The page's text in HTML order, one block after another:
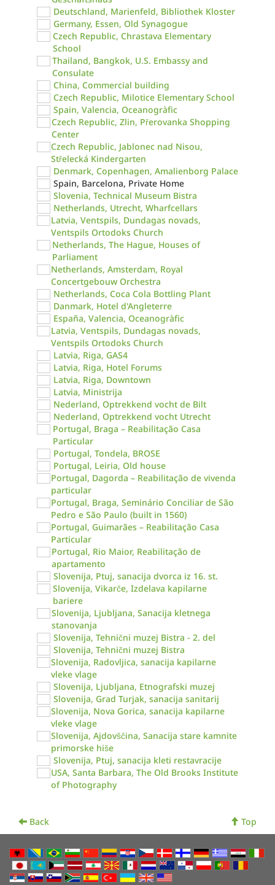
Deutschland, Marienfeld, Bibliothek Kloster
Germany, Essen, Old Synagogue
Czech Republic, Chrastava Elementary
School
Thailand, Bangkok, U.S. Embassy and
Consulate
China, Commercial building
Czech Republic, Milotice Elementary School
Spain, Valencia, Oceanogràfic
Czech Republic, Zlin, Přerovanka Shopping
Center
Czech Republic, Jablonec nad Nisou,
Střelecká Kindergarten
Denmark, Copenhagen, Amalienborg Palace
Spain, Barcelona, Private Home
Slovenia, Technical Museum Bistra
Netherlands, Utrecht, Wharfcellars
Latvia, Ventspils, Dundagas novads,
Ventspils Ortodoks Church
Netherlands, The Hague, Houses of
Parliament
Netherlands, Amsterdam, Royal
Concertgebouw Orchestra
Netherlands, Coca Cola Bottling Plant
Danmark, Hotel d'Angleterre
España, Valencia, Oceanogràfic
Latvia, Ventspils, Dundagas novads,
Ventspils Ortodoks Church
Latvia, Riga, GAS4
Latvia, Riga, Hotel Forums
Latvia, Riga, Downtown
Latvia, Ministrija
Nederland, Optrekkend vocht de Bilt
Nederland, Optrekkend vocht Utrecht
Portugal, Braga – Reabilitação Casa
Particular
Portugal, Tondela, BROSE
Portugal, Leiria, Old house
Portugal, Dagorda – Reabilitação de vivenda
particular
Portugal, Braga, Seminário Conciliar de São
Pedro e São Paulo (built in 1560)
Portugal, Guimarães – Reabilitação Casa
Particular
Portugal, Rio Maior, Reabilitação de
apartamento
Slovenija, Ptuj, sanacija dvorca iz 16. st.
Slovenija, Vikarče, Izdelava kapilarne
bariere
Slovenija, Ljubljana, Sanacija kletnega
stanovanja
Slovenija, Tehnični muzej Bistra - 2. del
Slovenija, Tehnični muzej Bistra
Slovenija, Radovljica, sanacija kapilarne
vleke vlage
Slovenija, Ljubljana, Etnografski muzej
Slovenija, Grad Turjak, sanacija sanitarij
Slovenija, Nova Gorica, sanacija kapilarne
vleke vlage
Slovenija, Ajdovščina, Sanacija stare kamnite
primorske hiše
Slovenija, Ptuj, sanacija kleti restavracije
USA, Santa Barbara, The Old Brooks Institute
of Photography
Back Top